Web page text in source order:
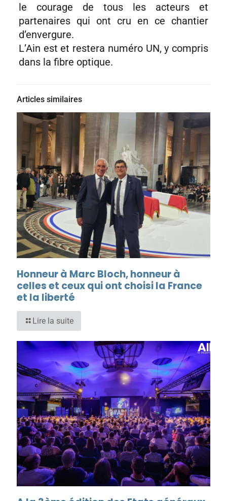
le courage de tous les acteurs et
partenaires qui ont cru en ce chantier
d’envergure.
L’Ain est et restera numéro UN, y compris
dans la fibre optique.
Articles similaires
Honneur à Marc Bloch, honneur à
celles et ceux qui ont choisi la France
et la liberté
Lire la suite